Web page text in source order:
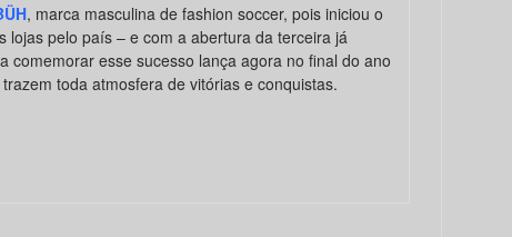
, marca masculina de fashion soccer, pois iniciou o
lojas pelo país – e com a abertura da terceira já
comemorar esse sucesso lança agora no final do ano
toda atmosfera de vitórias e conquistas.